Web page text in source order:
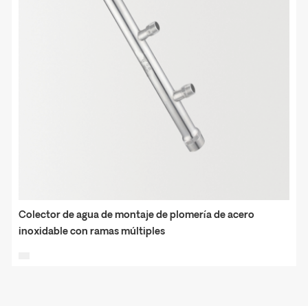
Colector de agua de montaje de plomería de acero
inoxidable con ramas múltiples